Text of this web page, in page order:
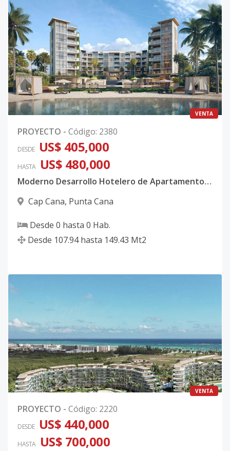
VENTA
PROYECTO - Código: 2380
DESDE US$ 405,000
HASTA US$ 480,000
Moderno Desarrollo Hotelero de Apartamentos con Playa Privada en Cap Cana
Cap Cana, Punta Cana
Desde 0 hasta 0 Hab.
Desde 107.94 hasta 149.43 Mt2
VENTA
PROYECTO - Código: 2220
DESDE US$ 440,000
HASTA US$ 700,000